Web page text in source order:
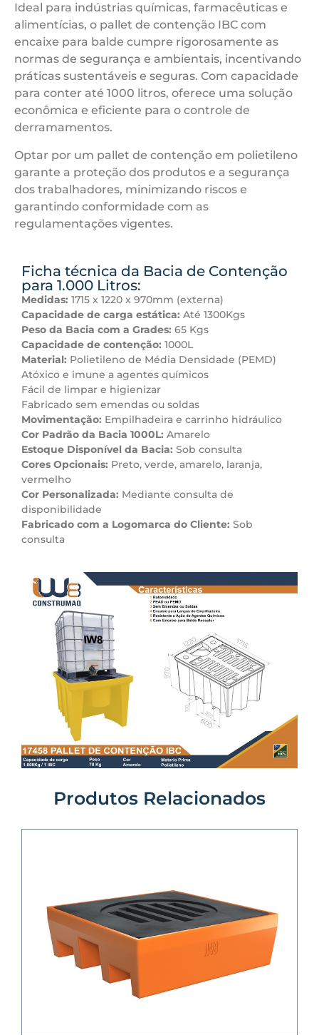
Ideal para indústrias químicas, farmacêuticas e
alimentícias, o pallet de contenção IBC com
encaixe para balde cumpre rigorosamente as
normas de segurança e ambientais, incentivando
práticas sustentáveis e seguras. Com capacidade
para conter até 1000 litros, oferece uma solução
econômica e eficiente para o controle de
derramamentos.
Optar por um pallet de contenção em polietileno
garante a proteção dos produtos e a segurança
dos trabalhadores, minimizando riscos e
garantindo conformidade com as
regulamentações vigentes.
Ficha técnica da Bacia de Contenção
para 1.000 Litros:
Medidas: 1715 x 1220 x 970mm (externa)
Capacidade de carga estática: Até 1300Kgs
Peso da Bacia com a Grades: 65 Kgs
Capacidade de contenção: 1000L
Material: Polietileno de Média Densidade (PEMD)
Atóxico e imune a agentes químicos
Fácil de limpar e higienizar
Fabricado sem emendas ou soldas
Movimentação: Empilhadeira e carrinho hidráulico
Cor Padrão da Bacia 1000L: Amarelo
Estoque Disponível da Bacia: Sob consulta
Cores Opcionais: Preto, verde, amarelo, laranja,
vermelho
Cor Personalizada: Mediante consulta de
disponibilidade
Fabricado com a Logomarca do Cliente: Sob
consulta
Produtos Relacionados